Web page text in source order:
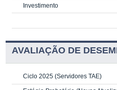
Investimento
AVALIAÇÃO DE
Ciclo 2025 (Servidores TAE)